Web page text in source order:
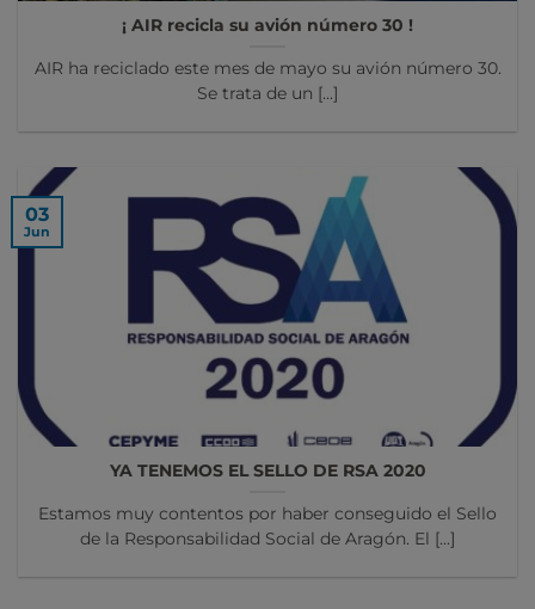
¡ AIR recicla su avión número 30 !
AIR ha reciclado este mes de mayo su avión número 30.
Se trata de un [...]
YA TENEMOS EL SELLO DE RSA 2020
Estamos muy contentos por haber conseguido el Sello
de la Responsabilidad Social de Aragón. El [...]
03
Jun